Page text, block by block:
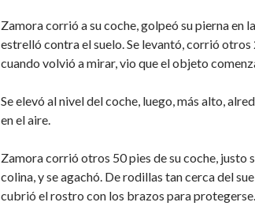
Zamora corrió a su coche, golpeó su pierna en
estrelló contra el suelo. Se levantó, corrió otros
cuando volvió a mirar, vio que el objeto
Se elevó al nivel del coche, luego, más alto,
en el aire.
Zamora corrió otros 50 pies de su coche, justo
colina, y se agachó. De rodillas tan cerca del
cubrió el rostro con los brazos para